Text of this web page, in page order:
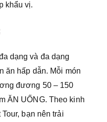
khẩu vị.
dạng và đa dạng
ăn hấp dẫn. Mỗi món
đương 50 – 150
ĂN UỐNG. Theo kinh
bạn nên trải